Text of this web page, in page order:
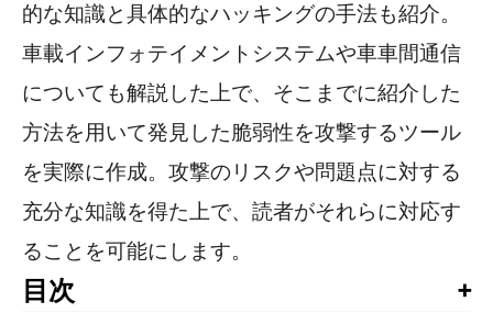
的な知識と具体的なハッキングの手法も紹介。
車載インフォテイメントシステムや車車間通信
についても解説した上で、そこまでに紹介した
方法を用いて発見した脆弱性を攻撃するツール
を実際に作成。攻撃のリスクや問題点に対する
充分な知識を得た上で、読者がそれらに対応す
ることを可能にします。
目次